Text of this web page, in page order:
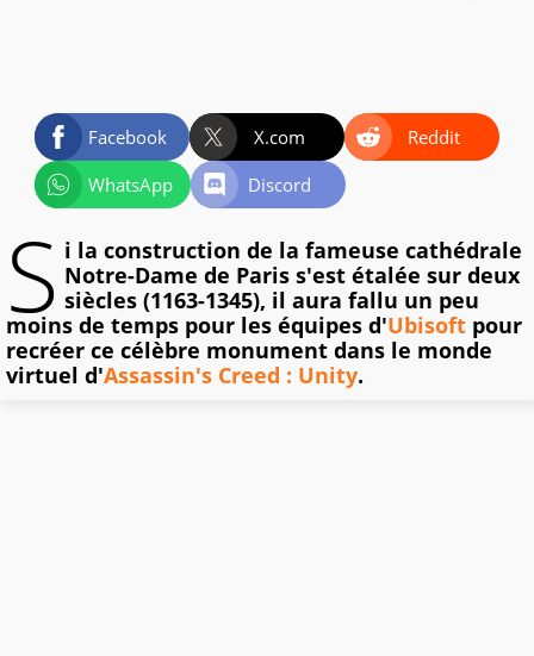
Facebook X.com
Reddit
WhatsApp
Discord
S i la construction de la fameuse cathédrale
Notre-Dame de Paris s'est étalée sur deux
siècles (1163-1345), il aura fallu un peu
moins de temps pour les équipes d'Ubisoft pour
recréer ce célèbre monument dans le monde
virtuel d'Assassin's Creed : Unity.